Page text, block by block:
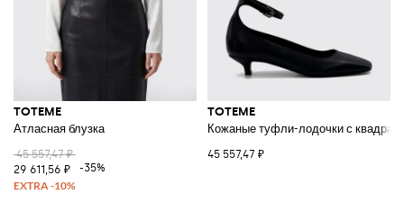
TOTEME
Атласная блузка
45 557,47 ₽
29 611,56 ₽
-35%
TOTEME
Кожаные туфли-лодочки с
45 557,47 ₽